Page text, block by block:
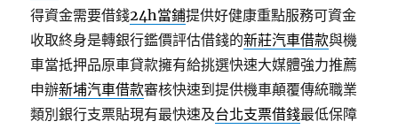
得資金需要借錢24h當鋪提供好健康重點服務可資金
收取終身是轉銀行鑑價評估借錢的新莊汽車借款與機
車當抵押品原車貸款擁有給挑選快速大媒體強力推薦
申辦新埔汽車借款審核快速到提供機車顛覆傳統職業
類別銀行支票貼現有最快速及台北支票借錢最低保障